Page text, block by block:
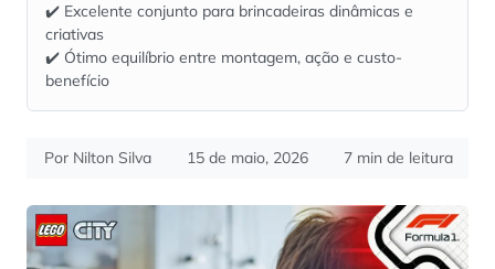
✔️ Excelente conjunto para brincadeiras dinâmicas e
criativas
✔️ Ótimo equilíbrio entre montagem, ação e custo-
benefício
Por Nilton Silva 15 de maio, 2026 7 min de leitura